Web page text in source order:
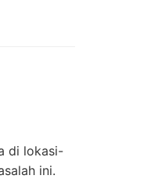
di lokasi-
ini.